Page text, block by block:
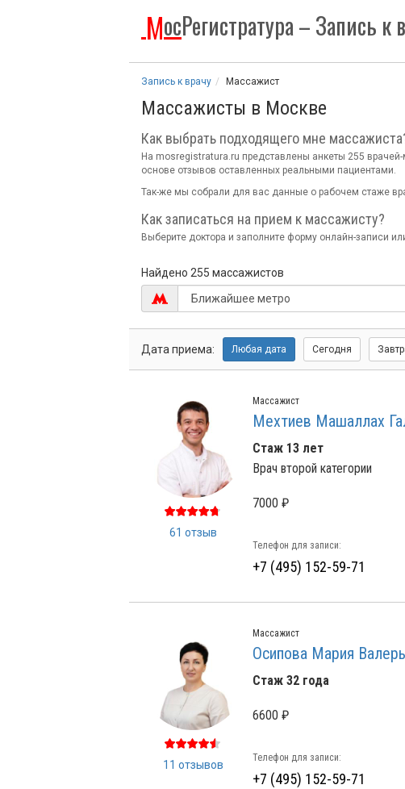
МосРегистратура– Запись к
Запись к врачу Массажист
Массажисты в Москве
Как выбрать подходящего мне
На mosregistratura.ru представлены анкеты 255
основе отзывов оставленных реальными пациентами.
Так-же мы собрали для вас данные о рабочем стаже
Как записаться на прием к массажисту?
Выберите доктора и заполните форму онлайн-записи
Найдено 255 массажистов
Дата приема: Любая дата Сегодня
61 отзыв
Массажист
Мехтиев Машаллах
Стаж 13 лет
Врач второй категории
7000 ₽
Телефон для записи:
+7 (495) 152-59-71
11 отзывов
Массажист
Осипова Мария
Стаж 32 года
6600 ₽
Телефон для записи:
+7 (495) 152-59-71